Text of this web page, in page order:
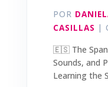
POR
CASILLAS |
🇪🇸 The
Sounds, and
Learning the